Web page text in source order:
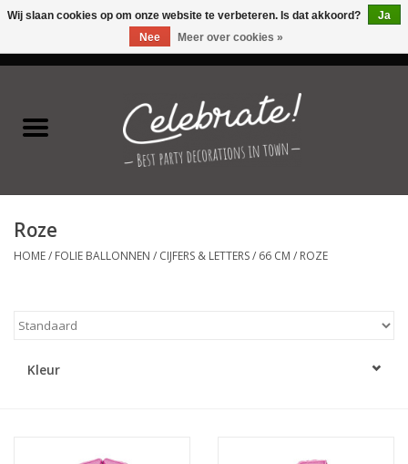
Latex ballonnen
Folie ballonnen
Verjaardag thema's
Roze
HOME/ FOLIE BALLONNEN / CIJFERS & LETTERS/ 66 CM / ROZE
Kleur
Wij slaan cookies op om onze website te verbeteren. Is dat akkoord?
Ja
Nee
Meer over cookies »